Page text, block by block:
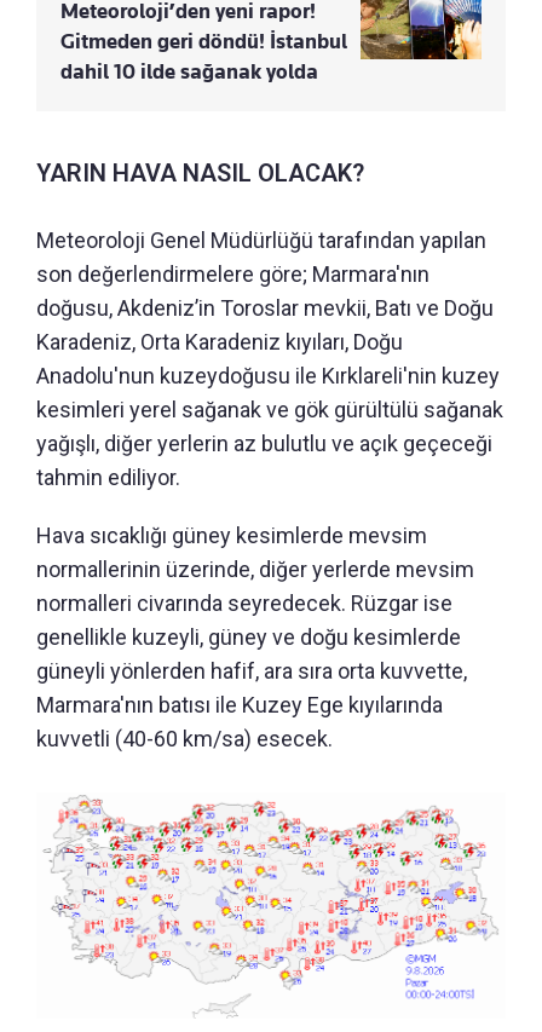
Meteoroloji’den yeni rapor!
Gitmeden geri döndü! İstanbul
dahil 10 ilde sağanak yolda
YARIN HAVA NASIL OLACAK?
Meteoroloji Genel Müdürlüğü tarafından yapılan
son değerlendirmelere göre; Marmara'nın
doğusu, Akdeniz’in Toroslar mevkii, Batı ve Doğu
Karadeniz, Orta Karadeniz kıyıları, Doğu
Anadolu'nun kuzeydoğusu ile Kırklareli'nin kuzey
kesimleri yerel sağanak ve gök gürültülü sağanak
yağışlı, diğer yerlerin az bulutlu ve açık geçeceği
tahmin ediliyor.
Hava sıcaklığı güney kesimlerde mevsim
normallerinin üzerinde, diğer yerlerde mevsim
normalleri civarında seyredecek. Rüzgar ise
genellikle kuzeyli, güney ve doğu kesimlerde
güneyli yönlerden hafif, ara sıra orta kuvvette,
Marmara'nın batısı ile Kuzey Ege kıyılarında
kuvvetli (40-60 km/sa) esecek.